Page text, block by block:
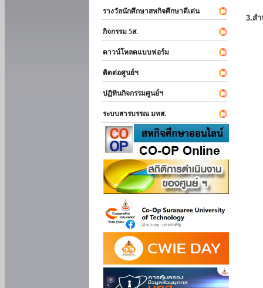
รางวัลนักศึกษาสหกิจศึกษาดีเด่น
กิจกรรม 5ส.
ดาวน์โหลดแบบฟอร์ม
ติดต่อศูนย์ฯ
ปฏิทินกิจกรรมศูนย์ฯ
ระบบสารบรรณ มทส.
3.ส